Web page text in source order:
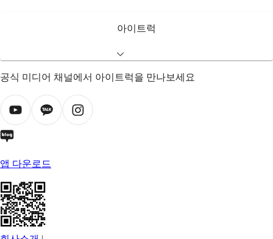
아이트럭
공식 미디어 채널에서 아이트럭을 만나보세요
앱 다운로드